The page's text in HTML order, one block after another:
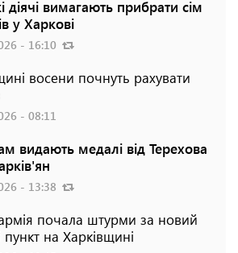
діячі вимагають прибрати сім
у Харкові
- 16:10
восени почнуть рахувати
- 08:11
видають медалі від Терехова
- 13:38
почала штурми за новий
на Харківщині